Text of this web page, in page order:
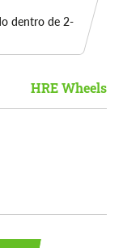
dentro de 2-
HRE Wheels